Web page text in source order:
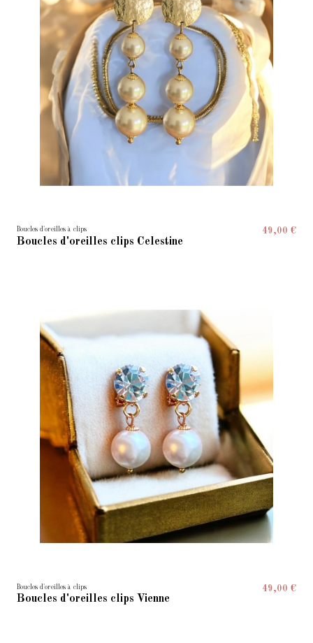
Boucles d'oreilles à clips
Boucles d'oreilles clips Celestine
49,00 €
Boucles d'oreilles à clips
Boucles d'oreilles clips Vienne
49,00 €